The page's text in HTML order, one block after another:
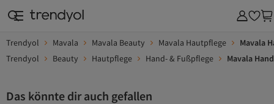
Trendyol Mavala Mavala Beauty Mavala Hautpflege
Mavala
Trendyol
Beauty Hautpflege Hand- & Fußpflege Mavala
Das könnte dir auch gefallen